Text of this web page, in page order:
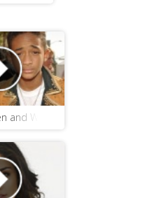
and Willow - Find You Somewhere